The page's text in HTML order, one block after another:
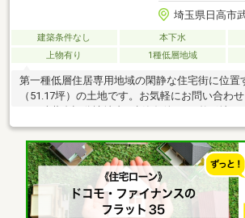
埼玉県日高市
建築条件なし 本下水
上物有り
1種低層地域
第一種低層住居専用地域の閑静な住宅街に位置
（51.17坪）の土地です。お気軽にお問い合わ
こま武蔵台旧分譲地内■建築条件なし/整形地■
内■小・中学校 徒歩5分圏内■中古戸建としても